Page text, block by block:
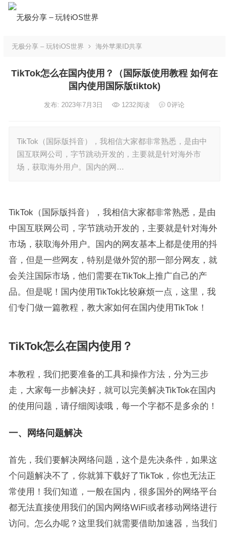
无极分享 – 玩转iOS世界 海外苹果ID共享
TikTok怎么在国内使用？（国际版使用教程 如何在
国内使用国际版tiktok)
发布: 2023年7月3日 1232阅读 0评论
TikTok（国际版抖音），我相信大家都非常熟悉，是由中
国互联网公司，字节跳动开发的，主要就是针对海外市
场，获取海外用户。国内的网…
TikTok（国际版抖音），我相信大家都非常熟悉，是由
中国互联网公司，字节跳动开发的，主要就是针对海外
市场，获取海外用户。国内的网友基本上都是使用的抖
音，但是一些网友，特别是做外贸的那一部分网友，就
会关注国际市场，他们需要在TikTok上推广自己的产
品。但是呢！国内使用TikTok比较麻烦一点，这里，我
们专门做一篇教程，教大家如何在国内使用TikTok！
TikTok怎么在国内使用？
本教程，我们把要准备的工具和操作方法，分为三步
走，大家每一步解决好，就可以完美解决TikTok在国内
的使用问题，请仔细阅读哦，每一个字都不是多余的！
一、网络问题解决
首先，我们要解决网络问题，这个是先决条件，如果这
个问题解决不了，你就算下载好了TikTok，你也无法正
常使用！我们知道，一般在国内，很多国外的网络平台
都无法直接使用我们的国内网络WiFi或者移动网络进行
访问。怎么办呢？这里我们就需要借助加速器，当我们